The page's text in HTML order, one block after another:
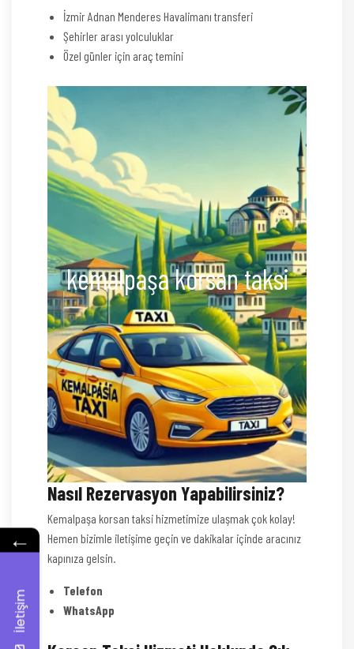
İzmir Adnan Menderes Havalimanı transferi
Şehirler arası yolculuklar
Özel günler için araç temini
kemalpaşa korsan taksi
Nasıl Rezervasyon Yapabilirsiniz?
Kemalpaşa korsan taksi hizmetimize ulaşmak çok kolay!
Hemen bizimle iletişime geçin ve dakikalar içinde aracınız
kapınıza gelsin.
Telefon
WhatsApp
←
İletişim